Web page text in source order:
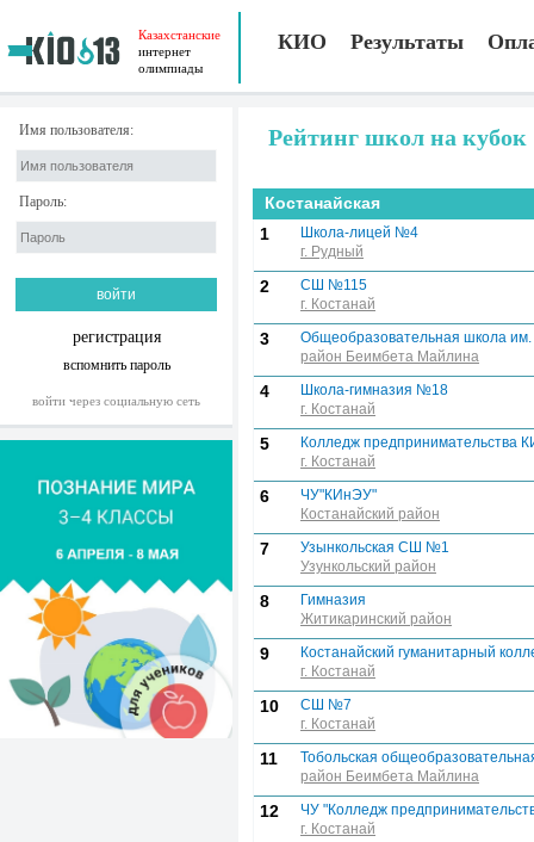
Казахстанские
интернет
олимпиады
КИО Результаты
Имя пользователя:
Пароль:
регистрация
вспомнить пароль
войти через социальную сеть
Рейтинг школ на
Костанайская
1
Школа-лицей №4
г. Рудный
2
СШ №115
г. Костанай
3
Общеобразовательная школа
район Беимбета Майлина
4
Школа-гимназия №18
г. Костанай
5
Колледж предпринимательства
г. Костанай
6
ЧУ"КИнЭУ"
Костанайский район
7
Узынкольская СШ №1
Узункольский район
8
Гимназия
Житикаринский район
9
Костанайский гуманитарный
г. Костанай
10
СШ №7
г. Костанай
11
Тобольская
район Беимбета Майлина
12
ЧУ "Колледж
г. Костанай